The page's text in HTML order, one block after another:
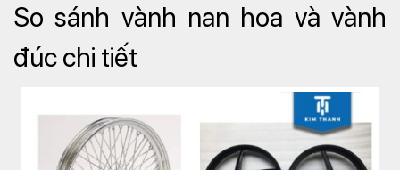
So sánh vành nan hoa và vành
đúc chi tiết